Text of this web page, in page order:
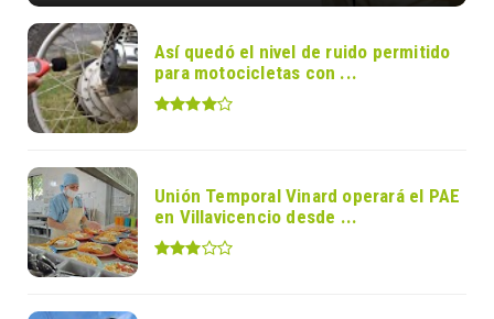
Así quedó el nivel de ruido permitido
para motocicletas con ...
Unión Temporal Vinard operará el PAE
en Villavicencio desde ...